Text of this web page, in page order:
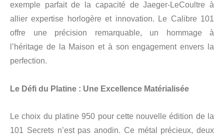
exemple parfait de la capacité de Jaeger-LeCoultre à
allier expertise horlogère et innovation. Le Calibre 101
offre une précision remarquable, un hommage à
l’héritage de la Maison et à son engagement envers la
perfection.
Le Défi du Platine : Une Excellence Matérialisée
Le choix du platine 950 pour cette nouvelle édition de la
101 Secrets n’est pas anodin. Ce métal précieux, deux